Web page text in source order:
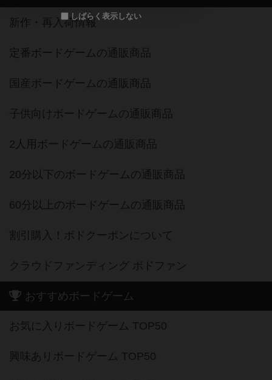
しばらく表示しない
新作・再入荷情報
定番ボードゲームの通販商品
国産ボードゲームの通販商品
子供向けボードゲームの通販商品
2人用ボードゲームの通販商品
20分以下のボードゲームの通販商品
60分以上のボードゲームの通販商品
割引購入！ボドクーポンについて
クラウドファンディング ボドファン
おすすめボードゲーム
お気に入りボードゲーム TOP50
興味ありボードゲーム TOP50